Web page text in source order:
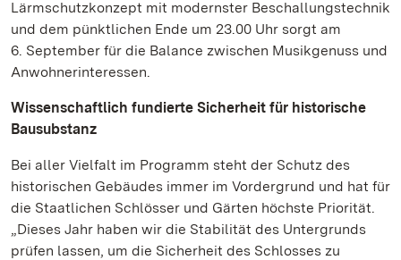
Lärmschutzkonzept mit modernster Beschallungstechnik
und dem pünktlichen Ende um 23.00 Uhr sorgt am
6. September für die Balance zwischen Musikgenuss und
Anwohnerinteressen.
Wissenschaftlich fundierte Sicherheit für historische
Bausubstanz
Bei aller Vielfalt im Programm steht der Schutz des
historischen Gebäudes immer im Vordergrund und hat für
die Staatlichen Schlösser und Gärten höchste Priorität.
„Dieses Jahr haben wir die Stabilität des Untergrunds
prüfen lassen, um die Sicherheit des Schlosses zu